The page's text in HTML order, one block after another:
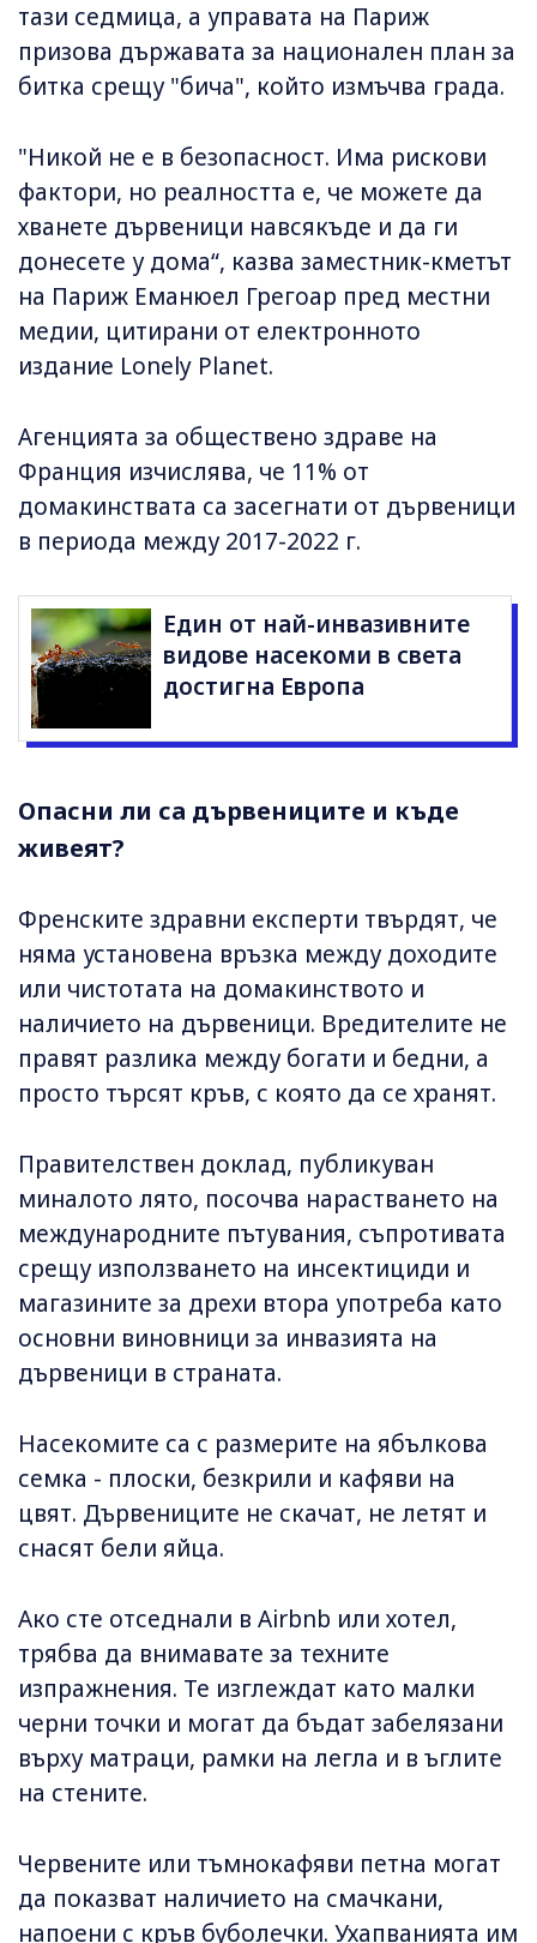
тази седмица, а управата на Париж
призова държавата за национален план за
битка срещу "бича", който измъчва града.
"Никой не е в безопасност. Има рискови
фактори, но реалността е, че можете да
хванете дървеници навсякъде и да ги
донесете у дома“, казва заместник-кметът
на Париж Еманюел Грегоар пред местни
медии, цитирани от електронното
издание Lonely Planet.
Агенцията за обществено здраве на
Франция изчислява, че 11% от
домакинствата са засегнати от дървеници
в периода между 2017-2022 г.
Един от най-инвазивните
видове насекоми в света
достигна Европа
Опасни ли са дървениците и къде
живеят?
Френските здравни експерти твърдят, че
няма установена връзка между доходите
или чистотата на домакинството и
наличието на дървеници. Вредителите не
правят разлика между богати и бедни, а
просто търсят кръв, с която да се хранят.
Правителствен доклад, публикуван
миналото лято, посочва нарастването на
международните пътувания, съпротивата
срещу използването на инсектициди и
магазините за дрехи втора употреба като
основни виновници за инвазията на
дървеници в страната.
Насекомите са с размерите на ябълкова
семка - плоски, безкрили и кафяви на
цвят. Дървениците не скачат, не летят и
снасят бели яйца.
Ако сте отседнали в Airbnb или хотел,
трябва да внимавате за техните
изпражнения. Те изглеждат като малки
черни точки и могат да бъдат забелязани
върху матраци, рамки на легла и в ъглите
на стените.
Червените или тъмнокафяви петна могат
да показват наличието на смачкани,
напоени с кръв буболечки. Ухапванията им